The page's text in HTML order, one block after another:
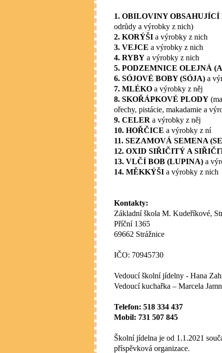
1. OBILOVINY OBSAHUJÍCÍ
odrůdy a výrobky z nich)
2. KORÝŠI a výrobky z nich
3. VEJCE a výrobky z nich
4. RYBY a výrobky z nich
5. PODZEMNICE OLEJNÁ
6. SÓJOVÉ BOBY (SÓJA) a
7. MLÉKO a výrobky z něj
8. SKOŘÁPKOVÉ PLODY
ořechy, pistácie, makadamie a
9. CELER a výrobky z něj
10. HOŘČICE a výrobky z ní
11. SEZAMOVÁ SEMENA
12. OXID SIŘIČITÝ A
13. VLČÍ BOB (LUPINA) a
14. MĚKKÝŠI a výrobky z nich
Kontakty:
Základní škola M. Kudeříkové,
Příční 1365
69662 Strážnice
IČO: 70945730
Vedoucí školní jídelny - Hana
Vedoucí kuchařka – Marcela
Telefon: 518 334 437
Mobil: 731 507 845
Školní jídelna je od 1.1.2021
příspěvková organizace.